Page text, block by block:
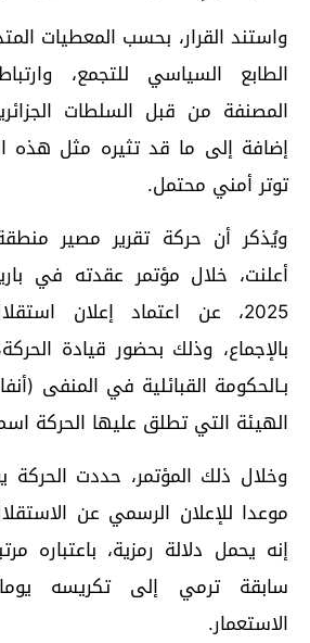
واستند القرار، بحسب المعطيات
الطابع السياسي للتجمع،
المصنفة من قبل السلطات
إضافة إلى ما قد تثيره مثل هذه
توتر أمني محتمل.
ويُذكر أن حركة تقرير مصير
2025، عن اعتماد إعلان
بالإجماع، وذلك بحضور قيادة
بـالحكومة القبائلية في المنفى
الهيئة التي تطلق عليها الحركة اسم
موعدا للإعلان الرسمي عن
إنه يحمل دلالة رمزية، باعتباره
سابقة ترمي إلى تكريسه
الاستعمار.